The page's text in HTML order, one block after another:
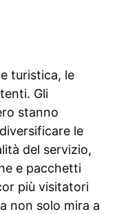
turistica, le
Gli
stanno
le
del servizio,
e pacchetti
più visitatori
non solo mira a